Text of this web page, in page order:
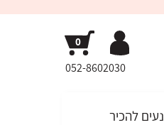
052-8602030
נעים להכיר